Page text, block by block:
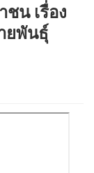
ชน เรื่อง
ยพันธุ์